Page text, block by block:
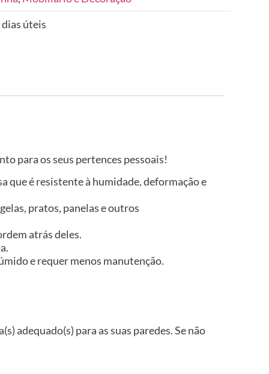
dias úteis
para os seus pertences pessoais!
que é resistente à humidade, deformação e
pratos, panelas e outros
atrás deles.
e requer menos manutenção.
adequado(s) para as suas paredes. Se não